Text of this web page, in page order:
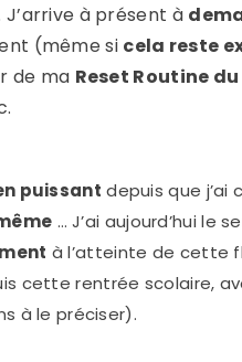
à présent à
(même si cela reste
de ma Reset Routine
puissant depuis que j’ai
… J’ai aujourd’hui le
à l’atteinte de cette
cette rentrée scolaire,
à le préciser).